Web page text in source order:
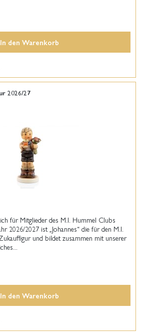
In den Warenkorb
2026/27
für Mitglieder des M.I. Hummel Clubs
2026/2027 ist „Johannes“ die für den M.I.
und bildet zusammen mit unserer
In den Warenkorb